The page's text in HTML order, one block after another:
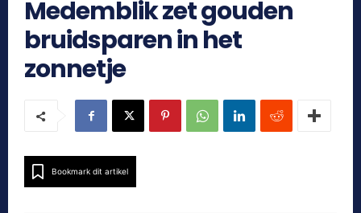
Medemblik zet gouden
bruidsparen in het
zonnetje
Bookmark dit artikel